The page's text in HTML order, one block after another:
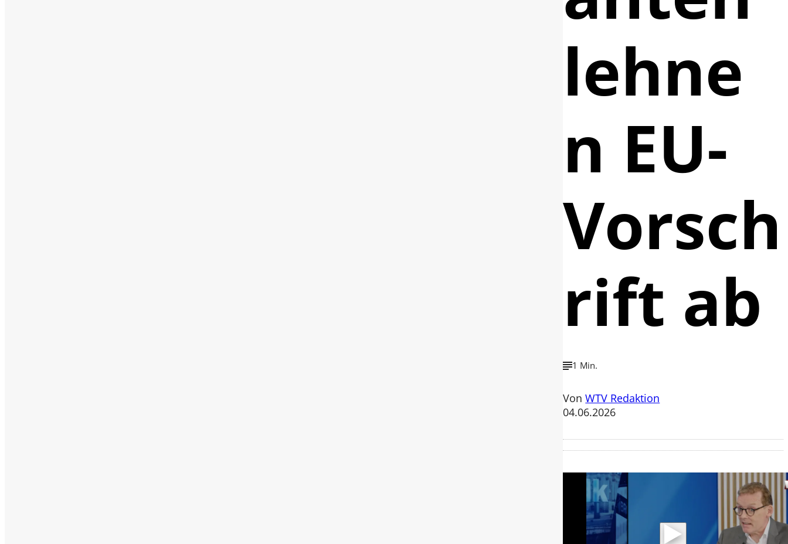
lehne
n EU-
Vorsch
rift ab
1 Min.
VonWTV Redaktion
04.06.2026
Mit der Wiedergabe dieses Videos
werden Daten an Youtube übertragen.
Hinweise dazu erhalten Sie in der